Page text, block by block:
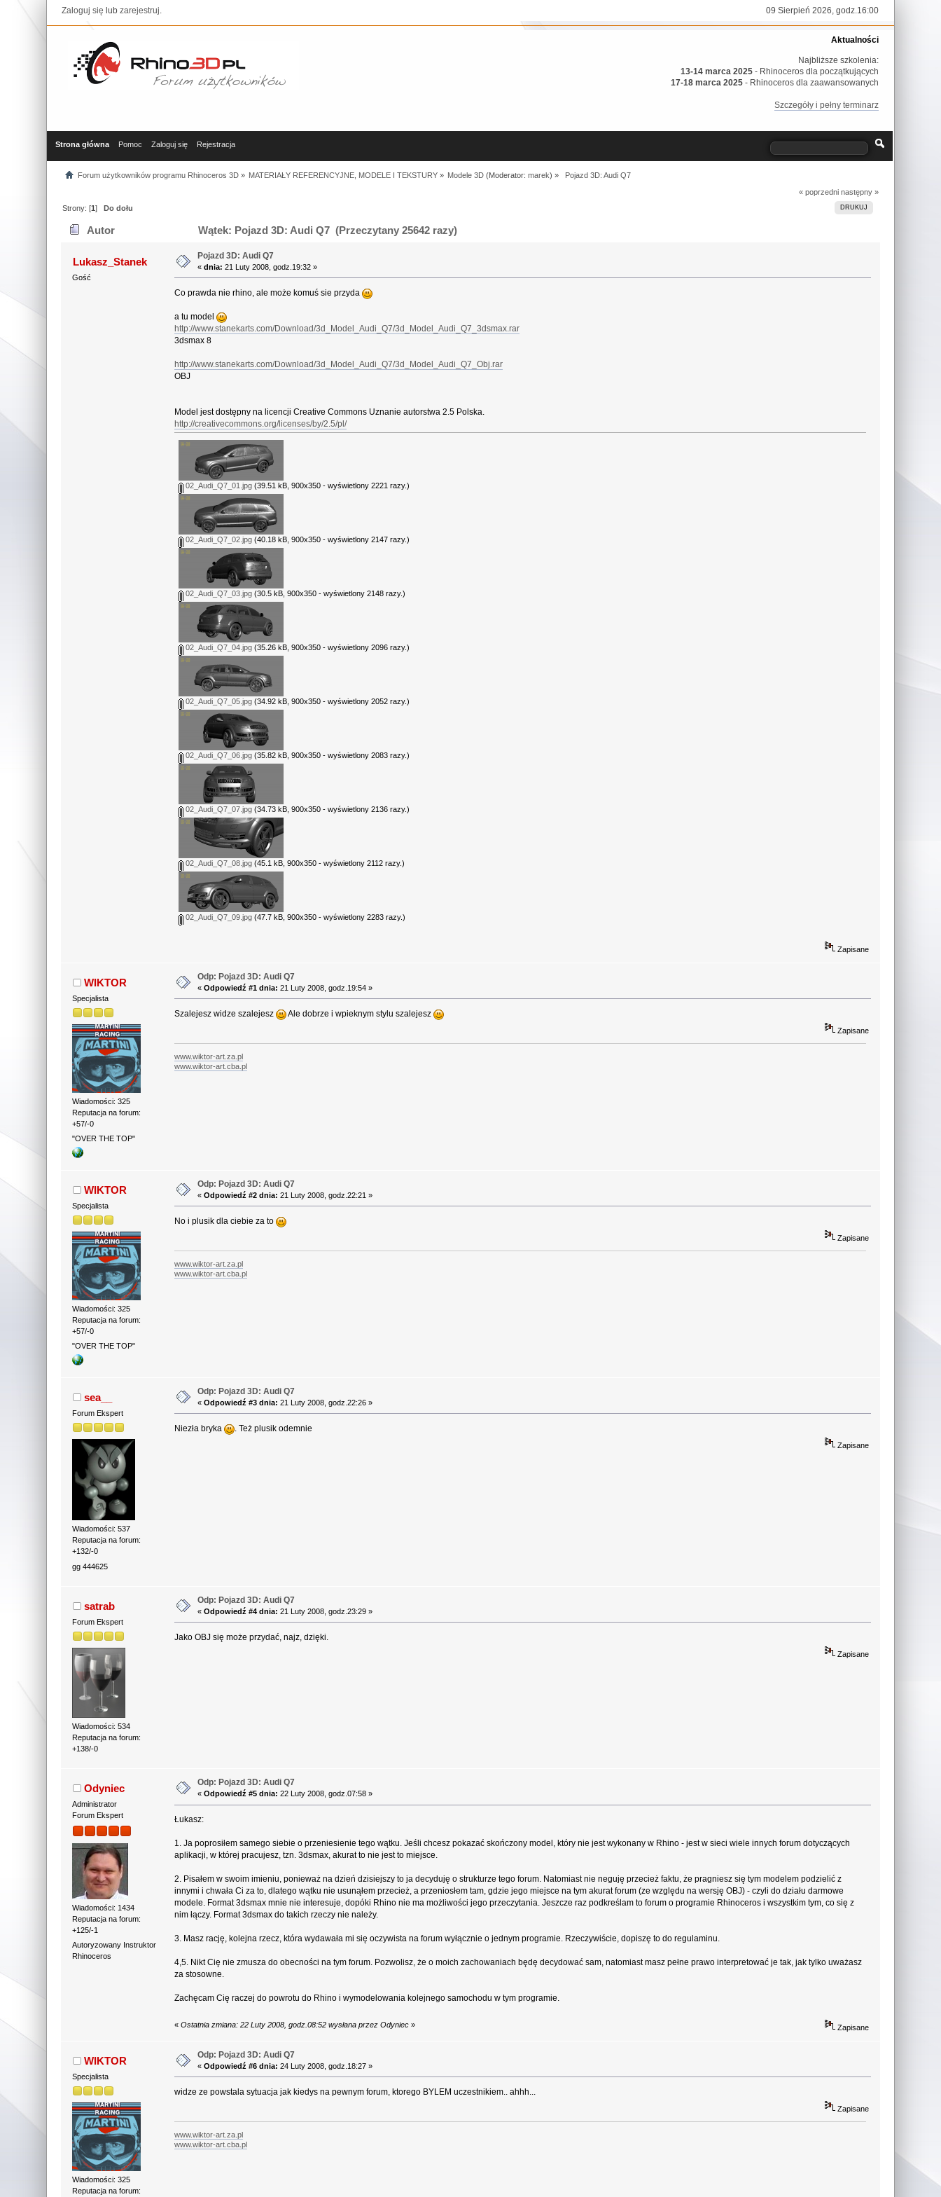
Zaloguj się lubzarejestruj. 09 Sierpień 2026, godz.16:00
Aktualności
Najbliższe szkolenia:
13-14 marca 2025 - Rhinoceros dla początkujących
17-18 marca 2025 - Rhinoceros dla zaawansowanych
Szczegóły i pełny terminarz
Strona główna Pomoc Zaloguj się Rejestracja
Forum użytkowników programu Rhinoceros 3D» MATERIAŁY REFERENCYJNE, MODELE I TEKSTURY » Modele 3D (Moderator:marek) » Pojazd 3D: Audi Q7
« poprzedni następny »
DRUKUJ
Strony: [1]Do dołu
Autor Wątek: Pojazd 3D: Audi Q7 (Przeczytany 25642 razy)
Lukasz_Stanek
Gość
Pojazd 3D: Audi Q7
« dnia: 21 Luty 2008, godz.19:32 »
Co prawda nie rhino, ale może komuś sie przyda
a tu model
http://www.stanekarts.com/Download/3d_Model_Audi_Q7/3d_Model_Audi_Q7_3dsmax.rar
3dsmax 8
http://www.stanekarts.com/Download/3d_Model_Audi_Q7/3d_Model_Audi_Q7_Obj.rar
OBJ
Model jest dostępny na licencji Creative Commons Uznanie autorstwa 2.5 Polska.
http://creativecommons.org/licenses/by/2.5/pl/
02_Audi_Q7_01.jpg(39.51 kB, 900x350 - wyświetlony 2221 razy.)
02_Audi_Q7_02.jpg(40.18 kB, 900x350 - wyświetlony 2147 razy.)
02_Audi_Q7_03.jpg(30.5 kB, 900x350 - wyświetlony 2148 razy.)
02_Audi_Q7_04.jpg(35.26 kB, 900x350 - wyświetlony 2096 razy.)
02_Audi_Q7_05.jpg(34.92 kB, 900x350 - wyświetlony 2052 razy.)
02_Audi_Q7_06.jpg(35.82 kB, 900x350 - wyświetlony 2083 razy.)
02_Audi_Q7_07.jpg(34.73 kB, 900x350 - wyświetlony 2136 razy.)
02_Audi_Q7_08.jpg(45.1 kB, 900x350 - wyświetlony 2112 razy.)
02_Audi_Q7_09.jpg(47.7 kB, 900x350 - wyświetlony 2283 razy.)
Zapisane
WIKTOR
Specjalista
Wiadomości: 325
Reputacja na forum:
+57/-0
"OVER THE TOP"
Odp: Pojazd 3D: Audi Q7
« Odpowiedź #1 dnia: 21 Luty 2008, godz.19:54 »
Szalejesz widze szalejesz Ale dobrze i wpieknym stylu szalejesz
Zapisane
www.wiktor-art.za.pl
www.wiktor-art.cba.pl
WIKTOR
Specjalista
Wiadomości: 325
Reputacja na forum:
+57/-0
"OVER THE TOP"
Odp: Pojazd 3D: Audi Q7
« Odpowiedź #2 dnia: 21 Luty 2008, godz.22:21 »
No i plusik dla ciebie za to
Zapisane
www.wiktor-art.za.pl
www.wiktor-art.cba.pl
sea__
Forum Ekspert
Wiadomości: 537
Reputacja na forum:
+132/-0
gg 444625
Odp: Pojazd 3D: Audi Q7
« Odpowiedź #3 dnia: 21 Luty 2008, godz.22:26 »
Niezła bryka . Też plusik odemnie
Zapisane
satrab
Forum Ekspert
Wiadomości: 534
Reputacja na forum:
+138/-0
Odp: Pojazd 3D: Audi Q7
« Odpowiedź #4 dnia: 21 Luty 2008, godz.23:29 »
Jako OBJ się może przydać, najz, dzięki.
Zapisane
Odyniec
Administrator
Forum Ekspert
Wiadomości: 1434
Reputacja na forum:
+125/-1
Autoryzowany Instruktor
Rhinoceros
Odp: Pojazd 3D: Audi Q7
« Odpowiedź #5 dnia: 22 Luty 2008, godz.07:58 »
Łukasz:
1. Ja poprosiłem samego siebie o przeniesienie tego wątku. Jeśli chcesz pokazać skończony model, który nie jest wykonany w Rhino - jest w sieci wiele innych forum dotyczących
aplikacji, w której pracujesz, tzn. 3dsmax, akurat to nie jest to miejsce.
2. Pisałem w swoim imieniu, ponieważ na dzień dzisiejszy to ja decyduję o strukturze tego forum. Natomiast nie neguję przecież faktu, że pragniesz się tym modelem podzielić z
innymi i chwała Ci za to, dlatego wątku nie usunąłem przecież, a przeniosłem tam, gdzie jego miejsce na tym akurat forum (ze względu na wersję OBJ) - czyli do działu darmowe
modele. Format 3dsmax mnie nie interesuje, dopóki Rhino nie ma możliwości jego przeczytania. Jeszcze raz podkreślam to forum o programie Rhinoceros i wszystkim tym, co się z
nim łączy. Format 3dsmax do takich rzeczy nie należy.
3. Masz rację, kolejna rzecz, która wydawała mi się oczywista na forum wyłącznie o jednym programie. Rzeczywiście, dopiszę to do regulaminu.
4,5. Nikt Cię nie zmusza do obecności na tym forum. Pozwolisz, że o moich zachowaniach będę decydować sam, natomiast masz pełne prawo interpretować je tak, jak tylko uważasz
za stosowne.
Zachęcam Cię raczej do powrotu do Rhino i wymodelowania kolejnego samochodu w tym programie.
«Ostatnia zmiana: 22 Luty 2008, godz.08:52 wysłana przez Odyniec » Zapisane
WIKTOR
Specjalista
Wiadomości: 325
Reputacja na forum:
Odp: Pojazd 3D: Audi Q7
« Odpowiedź #6 dnia: 24 Luty 2008, godz.18:27 »
widze ze powstala sytuacja jak kiedys na pewnym forum, ktorego BYLEM uczestnikiem.. ahhh...
Zapisane
www.wiktor-art.za.pl
www.wiktor-art.cba.pl